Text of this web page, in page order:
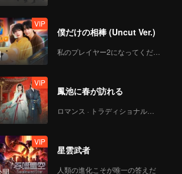
VIP
僕だけの相棒 (Uncut Ver.)
私のプレイヤー2になってください
VIP
鳳池に春が訪れる
ロマンス · トラディショナル・コスチューム
開
VIP
星雲武者
人類の進化こそが唯一の答えだ